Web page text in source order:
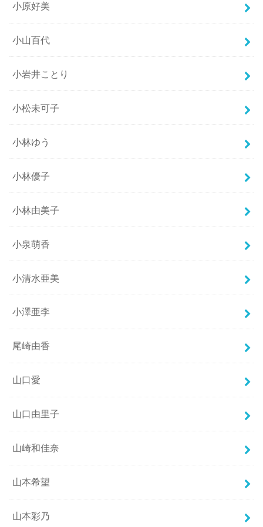
小原好美
小山百代
小岩井ことり
小松未可子
小林ゆう
小林優子
小林由美子
小泉萌香
小清水亜美
小澤亜李
尾崎由香
山口愛
山口由里子
山崎和佳奈
山本希望
山本彩乃